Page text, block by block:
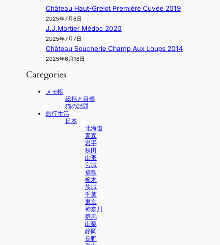
Château Haut-Grelot Première Cuvée 2019
2025年7月8日
J.J.Mortier Médoc 2020
2025年7月7日
Château Soucherie Champ Aux Loups 2014
2025年6月18日
Categories
メモ帳
総括と目標
猫の話題
旅行生活
日本
北海道
青森
岩手
秋田
山形
宮城
福島
栃木
茨城
千葉
東京
神奈川
群馬
山梨
静岡
長野